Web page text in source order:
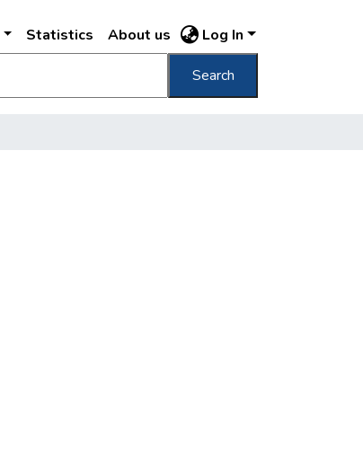
Statistics About us Log In
Search